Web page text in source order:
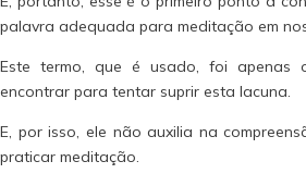
palavra adequada para meditação em
Este termo, que é usado, foi apenas
encontrar para tentar suprir esta lacuna.
E, por isso, ele não auxilia na
praticar meditação.